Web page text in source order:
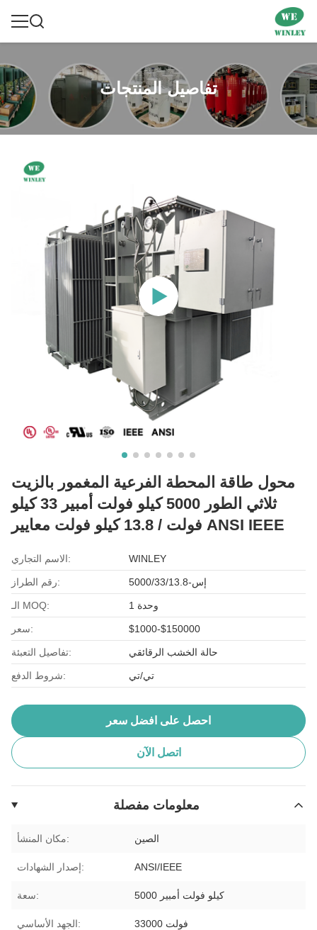
تفاصيل المنتجات
محول طاقة المحطة الفرعية المغمور بالزيت
ثلاثي الطور 5000 كيلو فولت أمبير 33 كيلو
فولت / 13.8 كيلو فولت معايير ANSI IEEE
الاسم التجاري: WINLEY
رقم الطراز: إس-5000/33/13.8
الـ MOQ: 1 وحدة
سعر: $1000-$150000
تفاصيل التعبئة: حالة الخشب الرقائقي
شروط الدفع: تي/تي
احصل على افضل سعر
اتصل الآن
معلومات مفصلة
مكان المنشأ: الصين
إصدار الشهادات: ANSI/IEEE
سعة: 5000 كيلو فولت أمبير
الجهد الأساسي: 33000 فولت